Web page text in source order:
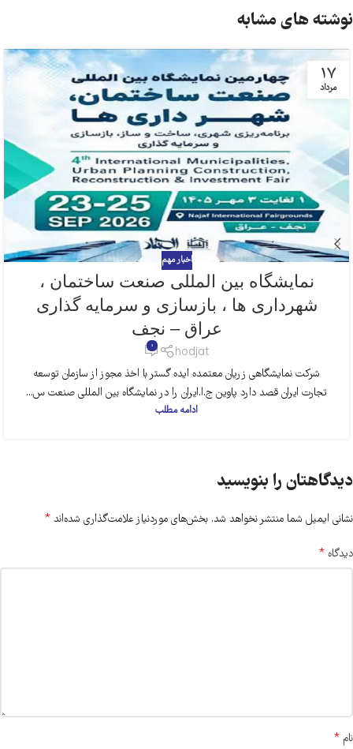
نوشته های مشابه
17
مرداد
اخبار مهم
نمایشگاه بین المللی صنعت ساختمان ،
شهرداری ها ، بازسازی و سرمایه گذاری
عراق – نجف
hodjat
0
شرکت نمایشگاهی زریان معتمده ایده گستر با اخذ مجوز از سازمان توسعه
تجارت ایران قصد دارد پاوین ج.ا.ایران را در نمایشگاه بین المللی صنعت س...
ادامه مطلب
دیدگاهتان را بنویسید
نشانی ایمیل شما منتشر نخواهد شد. بخش‌های موردنیاز علامت‌گذاری شده‌اند *
دیدگاه *
نام *